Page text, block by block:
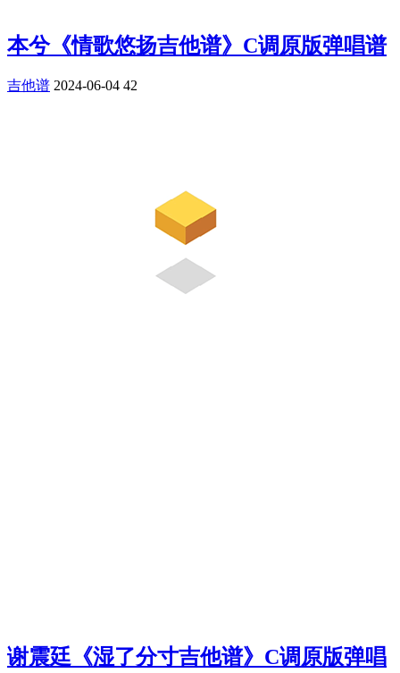
本兮《情歌悠扬吉他谱》C调原版弹唱谱
吉他谱 2024-06-04 42
谢震廷《湿了分寸吉他谱》C调原版弹唱